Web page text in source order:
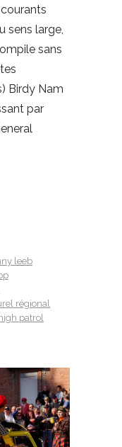
sens large,
sans
Birdy Nam
par
leeb
régional
patrol